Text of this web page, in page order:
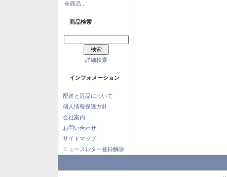
全商品...
商品検索
詳細検索
インフォメーション
配送と返品について
個人情報保護方針
会社案内
お問い合わせ
サイトマップ
ニュースレター登録解除